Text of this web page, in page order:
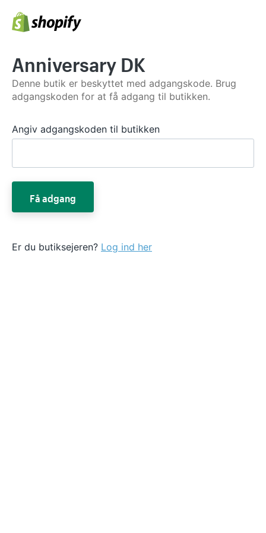
Anniversary DK
Denne butik er beskyttet med adgangskode. Brug
adgangskoden for at få adgang til butikken.
Angiv adgangskoden til butikken
Få adgang
Er du butiksejeren? Log ind her